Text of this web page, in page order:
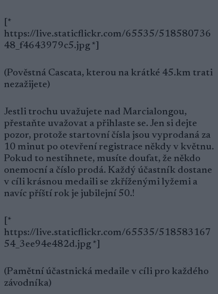
[*
https://live.staticflickr.com/65535/518580736
48_f4643979c5.jpg *]
(Pověstná Cascata, kterou na krátké 45.km trati
nezažijete)
Jestli trochu uvažujete nad Marcialongou,
přestaňte uvažovat a přihlaste se. Jen si dejte
pozor, protože startovní čísla jsou vyprodaná za
10 minut po otevření registrace někdy v květnu.
Pokud to nestihnete, musíte doufat, že někdo
onemocní a číslo prodá. Každý účastník dostane
v cíli krásnou medaili se zkříženými lyžemi a
navíc příští rok je jubilejní 50.!
[*
https://live.staticflickr.com/65535/518583167
54_3ee94e482d.jpg *]
(Pamětní účastnická medaile v cíli pro každého
závodníka)